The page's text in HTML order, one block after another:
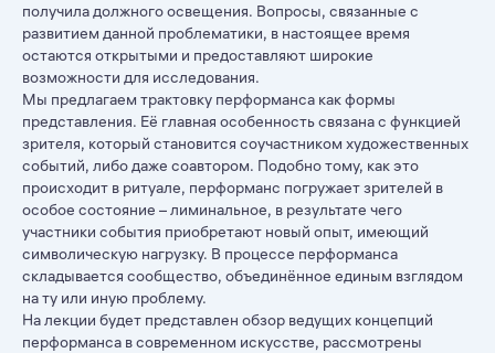
получила должного освещения. Вопросы, связанные с
развитием данной проблематики, в настоящее время
остаются открытыми и предоставляют широкие
возможности для исследования.
Мы предлагаем трактовку перформанса как формы
представления. Её главная особенность связана с функцией
зрителя, который становится соучастником художественных
событий, либо даже соавтором. Подобно тому, как это
происходит в ритуале, перформанс погружает зрителей в
особое состояние – лиминальное, в результате чего
участники события приобретают новый опыт, имеющий
символическую нагрузку. В процессе перформанса
складывается сообщество, объединённое единым взглядом
на ту или иную проблему.
На лекции будет представлен обзор ведущих концепций
перформанса в современном искусстве, рассмотрены